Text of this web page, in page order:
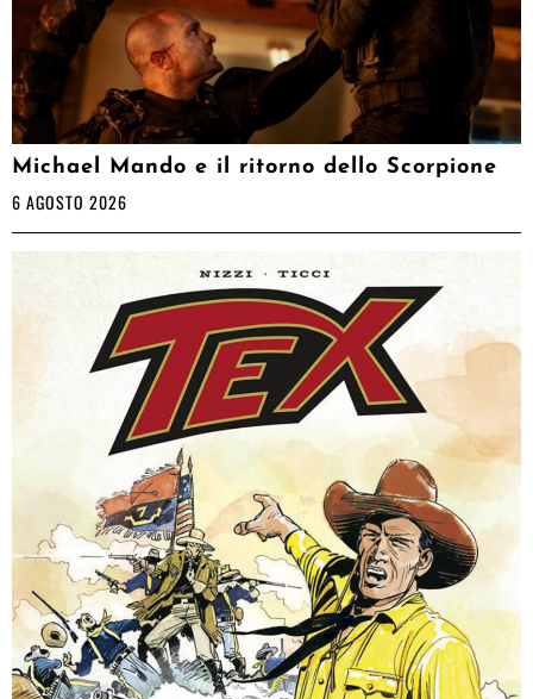
Michael Mando e il ritorno dello Scorpione
6 AGOSTO 2026